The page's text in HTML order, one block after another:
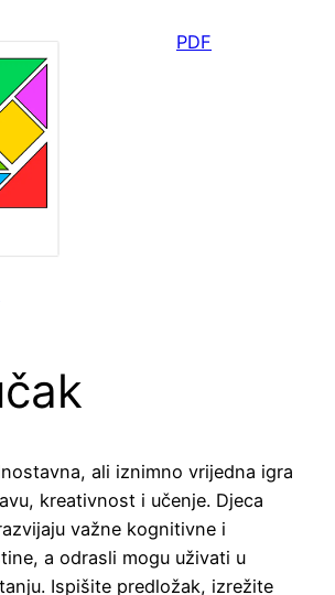
PDF
ali iznimno vrijedna igra
kreativnost i učenje. Djeca
važne kognitivne i
a odrasli mogu uživati u
Ispišite predložak, izrežite